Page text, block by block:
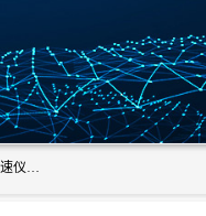
上海融瑞环保科技有限公司是吊钩可视化、塔吊黑匣子、扬尘监测系统、塔吊监控系统、扬尘环境监测、塔吊风速仪、楼层呼叫器、主令控制器、人脸识别、风速仪等一系列环保设备的研发生产销售为一体的专业化公司。